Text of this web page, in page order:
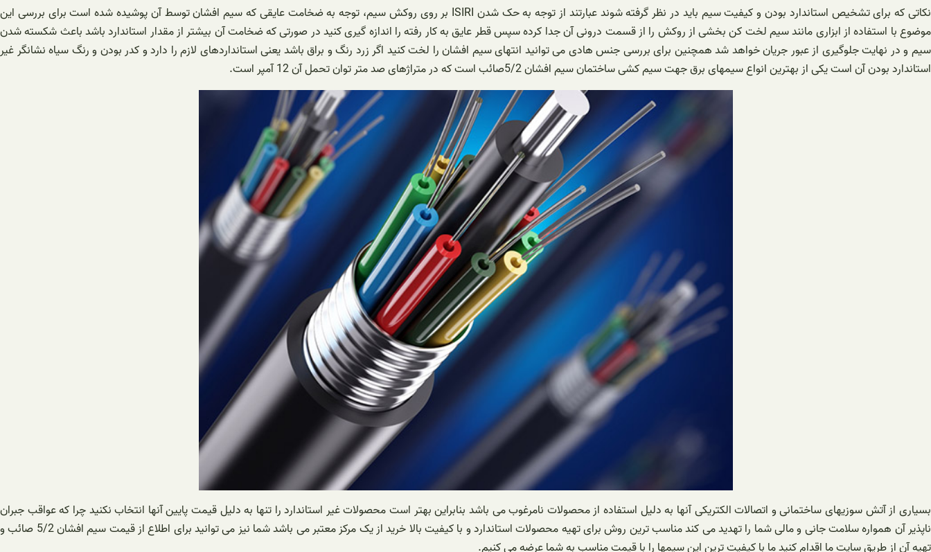
نکاتی که برای تشخیص استاندارد بودن و کیفیت سیم باید در نظر گرفته شوند عبارتند از توجه به حک شدن ISIRI بر روی روکش سیم، توجه به ضخامت عایقی که سیم افشان توسط آن پوشیده شده است برای بررسی این
موضوع با استفاده از ابزاری مانند سیم لخت کن بخشی از روکش را از قسمت درونی آن جدا کرده سپس قطر عایق به کار رفته را اندازه گیری کنید در صورتی که ضخامت آن بیشتر از مقدار استاندارد باشد باعث شکسته شدن
سیم و در نهایت جلوگیری از عبور جریان خواهد شد همچنین برای بررسی جنس هادی می توانید انتهای سیم افشان را لخت کنید اگر زرد رنگ و براق باشد یعنی استانداردهای لازم را دارد و کدر بودن و رنگ سیاه نشانگر غیر
استاندارد بودن آن است یکی از بهترین انواع سیمهای برق جهت سیم کشی ساختمان سیم افشان 5/2صائب است که در متراژهای صد متر توان تحمل آن 12 آمپر است.
بسیاری از آتش سوزیهای ساختمانی و اتصالات الکتریکی آنها به دلیل استفاده از محصولات نامرغوب می باشد بنابراین بهتر است محصولات غیر استاندارد را تنها به دلیل قیمت پایین آنها انتخاب نکنید چرا که عواقب جبران
ناپذیر آن همواره سلامت جانی و مالی شما را تهدید می کند مناسب ترین روش برای تهیه محصولات استاندارد و با کیفیت بالا خرید از یک مرکز معتبر می باشد شما نیز می توانید برای اطلاع از قیمت سیم افشان 5/2 صائب و
تهیه آن از طریق سایت ما اقدام کنید ما با کیفیت ترین این سیمها را با قیمت مناسب به شما عرضه می کنیم.